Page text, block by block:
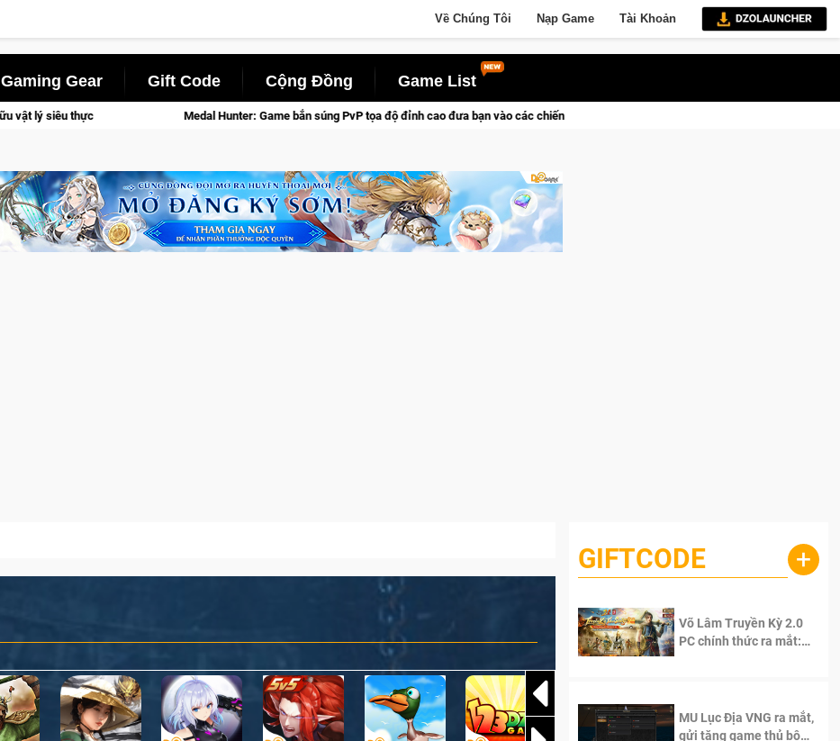
Về Chúng Tôi Nạp Game Tài Khoản
Gaming Gear Gift Code Cộng Đồng Game List
Medal Hunter: Game bắn súng PvP tọa độ đỉnh cao đưa bạn vào các chiến dịch lịch sử khốc liệt
GIFTCODE +
Võ Lâm Truyền Kỳ 2.0
PC chính thức ra mắt:
MU Lục Địa VNG ra mắt,
gửi tặng game thủ bộ